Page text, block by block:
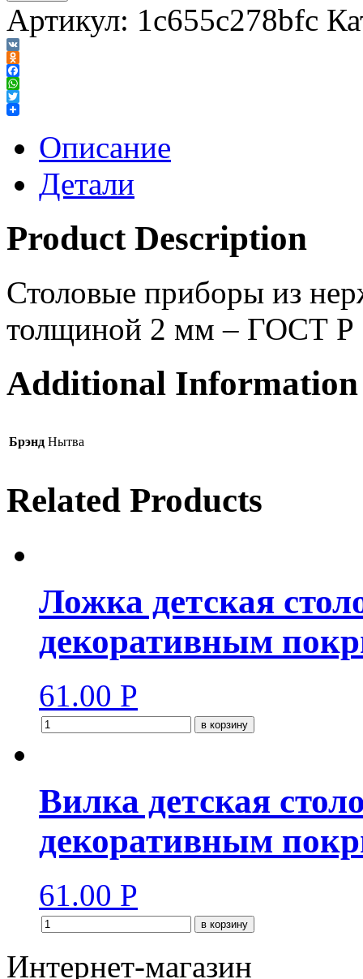
Артикул: 1c655c278bfc
VK
Odnoklassniki
Facebook
WhatsApp
Twitter
Описание
Детали
Product Description
Столовые приборы из
толщиной 2 мм – ГОСТ Р
Additional Information
Брэнд Нытва
Related Products
Ложка детская
декоративным
61.00 Р
в корзину
Вилка детская
декоративным
61.00 Р
в корзину
Интернет-магазин